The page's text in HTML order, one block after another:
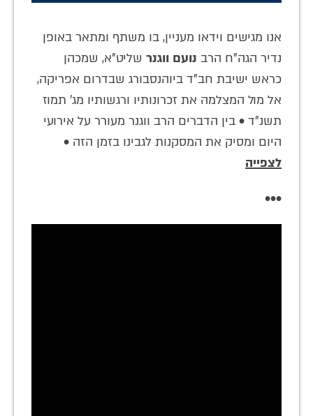
אנו מגישים וידאו מעניין, בו משתף ומתאר באופן
נדיר הגה"ח הרב נועם ווגנר שליט"א, שמכהן
כראש ישיבת חב"ד ביוהנסבורג שבדרום אפריקה,
אל מול המצלמה את זכרונותיו ורגשותיו מג' תמוז
תשנ"ד • בין הדברים הרב ווגנר מעורר על אירועי
היום ומסיק את המסקנות לגבינו בזמן הזה •
לצפייה
•••